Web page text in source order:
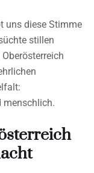
uns diese Stimme
stillen
menschlich.